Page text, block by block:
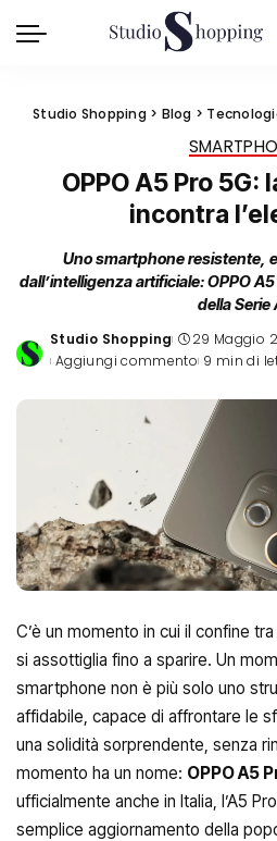
Studio Shopping > Blog >
OPPO A5 Pro 5G:
incontra
Uno smartphone resistente,
dall’intelligenza artificiale: OPPO
della Serie
Posted
by
Studio Shopping 29 Maggio
Aggiungi commento 9 min di
C’è un momento in cui il confine tra
si assottiglia fino a sparire. Un
smartphone non è più solo uno
affidabile, capace di affrontare le
una solidità sorprendente, senza
momento ha un nome: OPPO A5
ufficialmente anche in Italia, l’A5
semplice aggiornamento della